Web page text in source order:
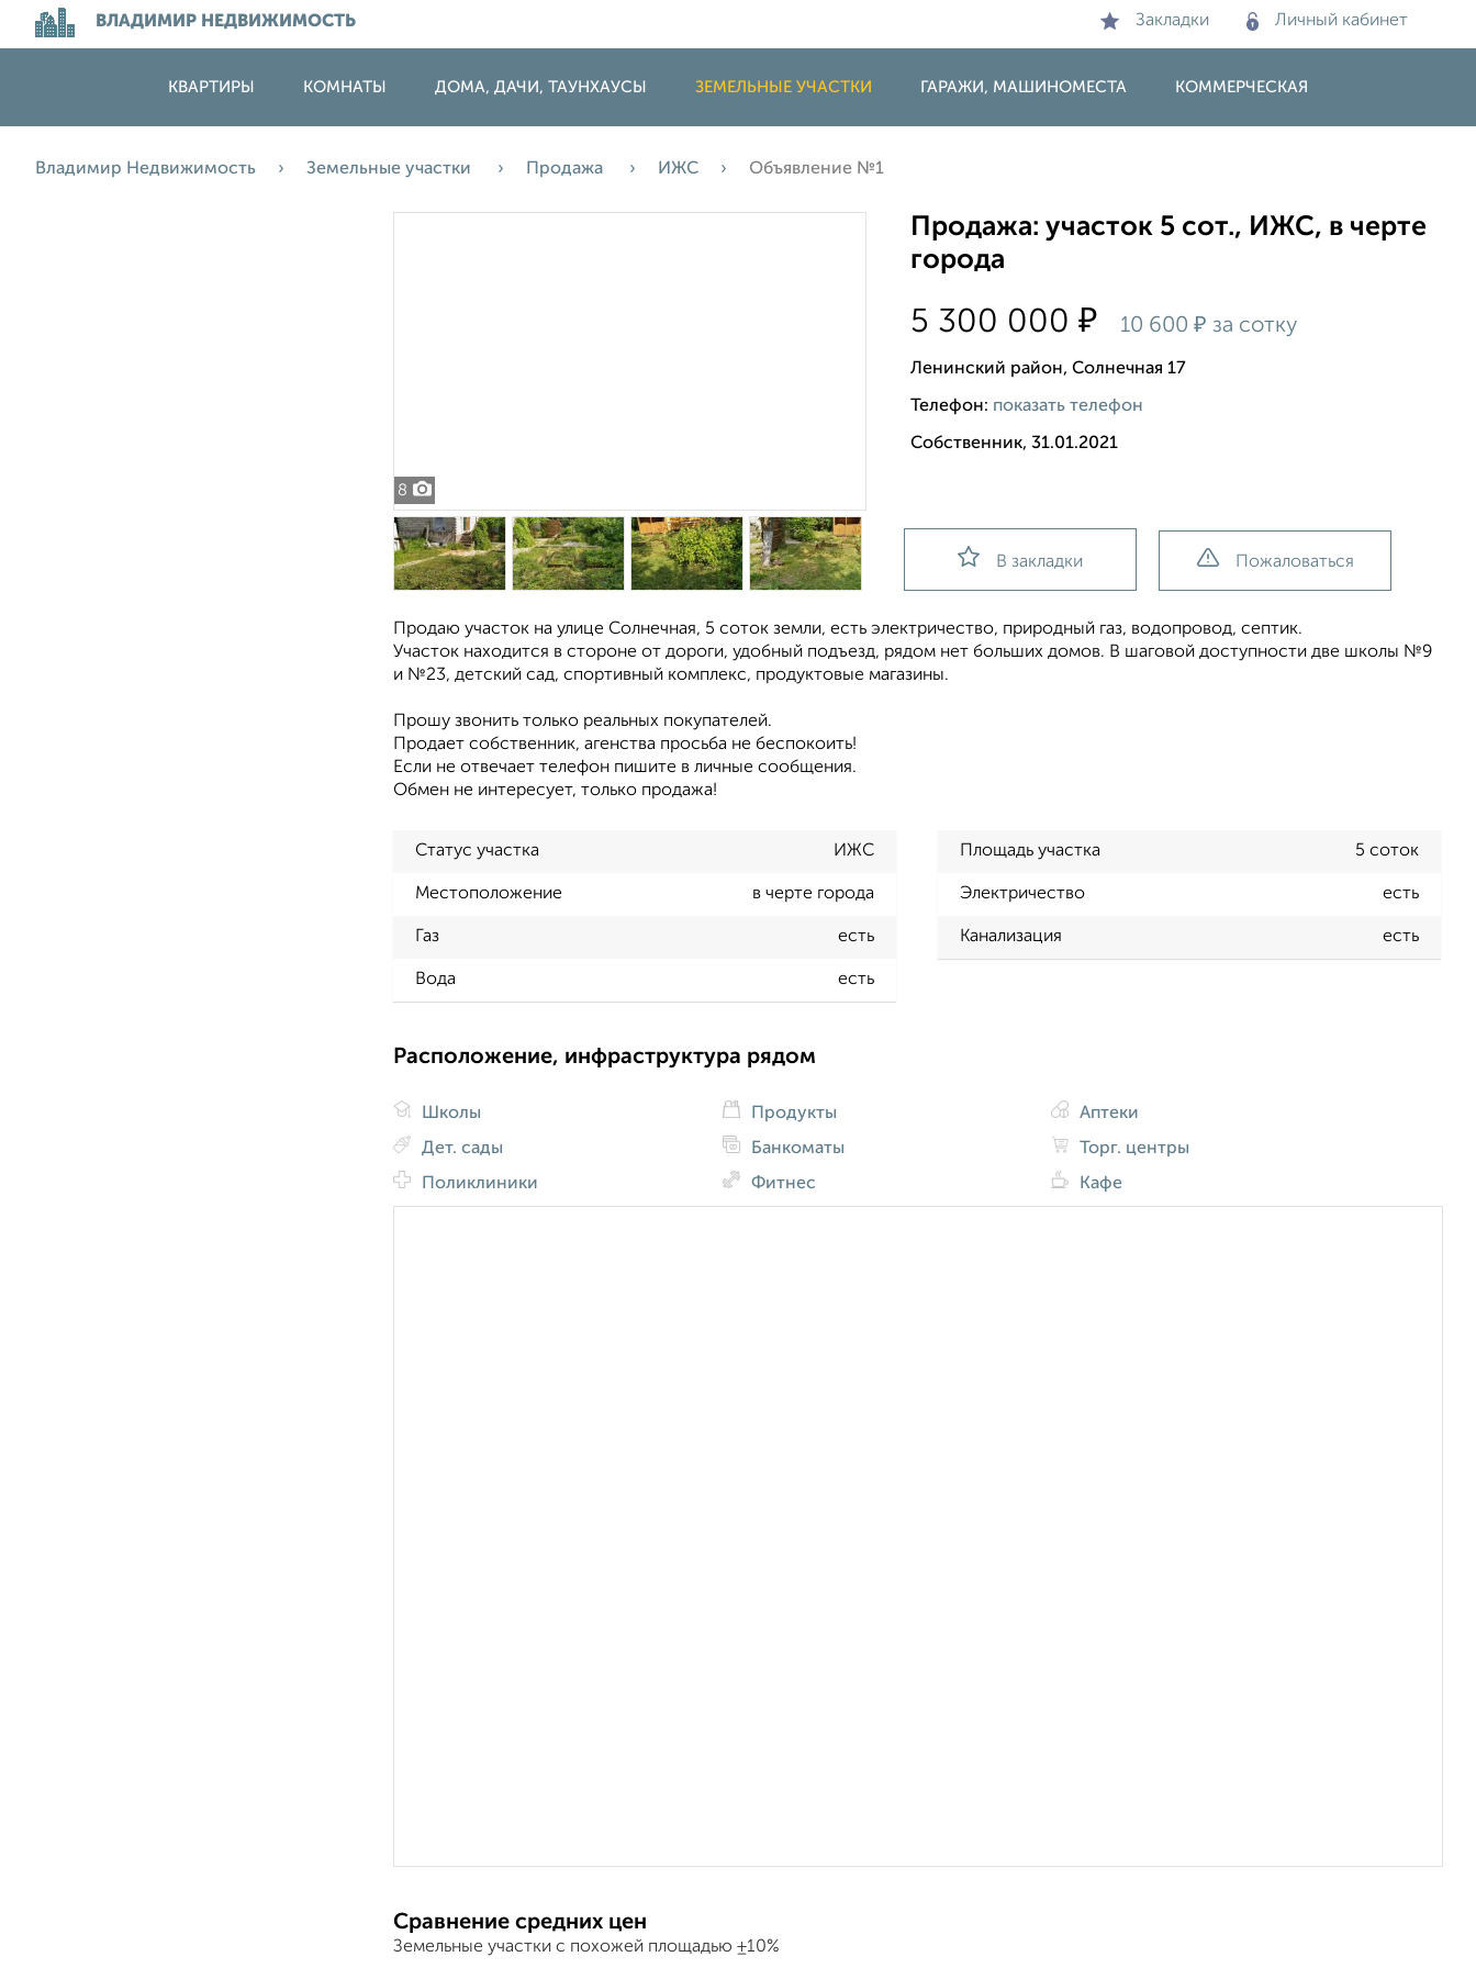
ВЛАДИМИР НЕДВИЖИМОСТЬ Закладки Личный кабинет
КВАРТИРЫ КОМНАТЫ ДОМА, ДАЧИ, ТАУНХАУСЫ ЗЕМЕЛЬНЫЕ УЧАСТКИ ГАРАЖИ, МАШИНОМЕСТА КОММЕРЧЕСКАЯ
Владимир Недвижимость Земельные участки Продажа ИЖС Объявление №1
8
Продажа: участок 5 сот., ИЖС, в черте
города
5 300 000₽ 10 600₽ за сотку
Ленинский район, Солнечная 17
Телефон: показать телефон
Собственник, 31.01.2021
В закладки Пожаловаться
Продаю участок на улице Солнечная, 5 соток земли, есть электричество, природный газ, водопровод, септик.
Участок находится в стороне от дороги, удобный подъезд, рядом нет больших домов. В шаговой доступности две школы №9
и №23, детский сад, спортивный комплекс, продуктовые магазины.
Прошу звонить только реальных покупателей.
Продает собственник, агенства просьба не беспокоить!
Если не отвечает телефон пишите в личные сообщения.
Обмен не интересует, только продажа!
Статус участка ИЖС Площадь участка 5 соток
Местоположение в черте города Электричество есть
Газ есть Канализация есть
Вода есть
Расположение, инфраструктура рядом
Школы
Дет. сады
Поликлиники
Продукты
Банкоматы
Фитнес
Аптеки
Торг. центры
Кафе
Сравнение средних цен
Земельные участки с похожей площадью ±10%